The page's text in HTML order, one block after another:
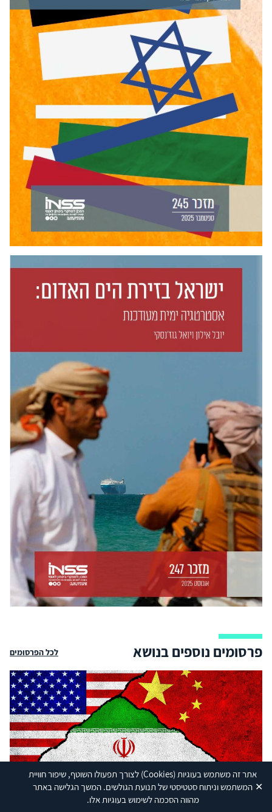
אתר זה משתמש בעוגיות(Cookies) לצורך תפעולו השוטף, שיפור חוויית
המשתמש וניתוח סטטיסטי של תנועת הגולשים. המשך הגלישה באתר
מהווה הסכמה לשימוש בעוגיות אלו.
✕
פרסומים נוספים בנושא לכל הפרסומים
לעשות בלי לעשות? האסטרטגיה הסינית במלחמת ארצות